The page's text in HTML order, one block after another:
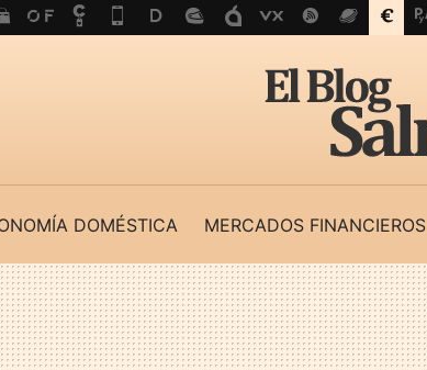
DOMÉSTICA MERCADOS FINANCIEROS